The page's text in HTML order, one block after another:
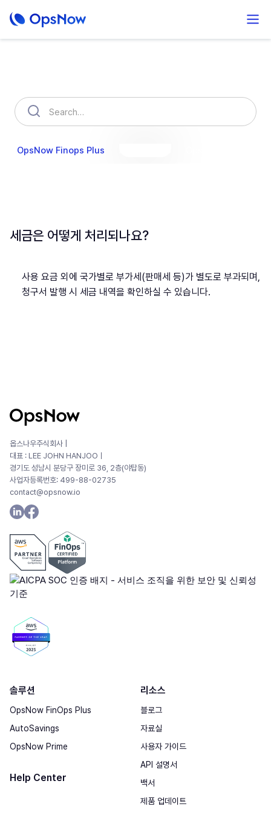
OpsNow Finops Plus
세금은 어떻게 처리되나요?
사용 요금 외에 국가별로 부가세(판매세 등)가 별도로 부과되며,
청구서 발행 시 세금 내역을 확인하실 수 있습니다.
옵스나우주식회사 |
대표 : LEE JOHN HANJOOㅣ
경기도 성남시 분당구 장미로 36, 2층(야탑동)
사업자등록번호: 499-88-02735
contact@opsnow.io
솔루션
OpsNow FinOps Plus
AutoSavings
OpsNow Prime
Help Center
리소스
블로그
자료실
사용자 가이드
API 설명서
백서
제품 업데이트